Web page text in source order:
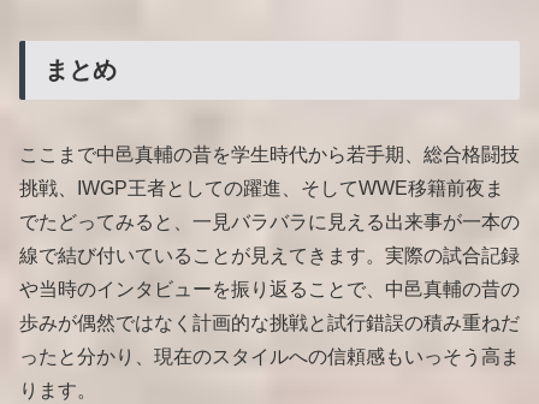
まとめ
ここまで中邑真輔の昔を学生時代から若手期、総合格闘技
挑戦、IWGP王者としての躍進、そしてWWE移籍前夜ま
でたどってみると、一見バラバラに見える出来事が一本の
線で結び付いていることが見えてきます。実際の試合記録
や当時のインタビューを振り返ることで、中邑真輔の昔の
歩みが偶然ではなく計画的な挑戦と試行錯誤の積み重ねだ
ったと分かり、現在のスタイルへの信頼感もいっそう高ま
ります。